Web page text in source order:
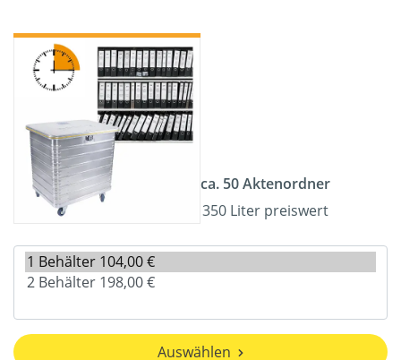
ca. 50 Aktenordner
350 Liter preiswert
Auswählen